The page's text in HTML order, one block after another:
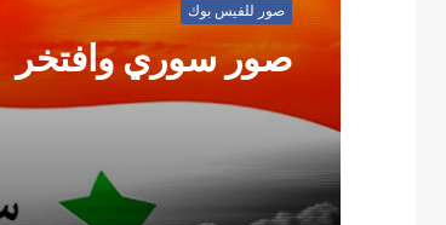
صور للفيس بوك
صور سوري وافتخر